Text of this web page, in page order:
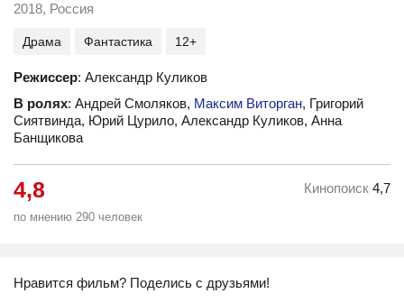
2018, Россия
Драма Фантастика 12+
Режиссер: Александр Куликов
В ролях: Андрей Смоляков, Максим Виторган, Григорий
Сиятвинда, Юрий Цурило, Александр Куликов, Анна
Банщикова
4,8
по мнению 290 человек
Кинопоиск 4,7
Нравится фильм? Поделись с друзьями!